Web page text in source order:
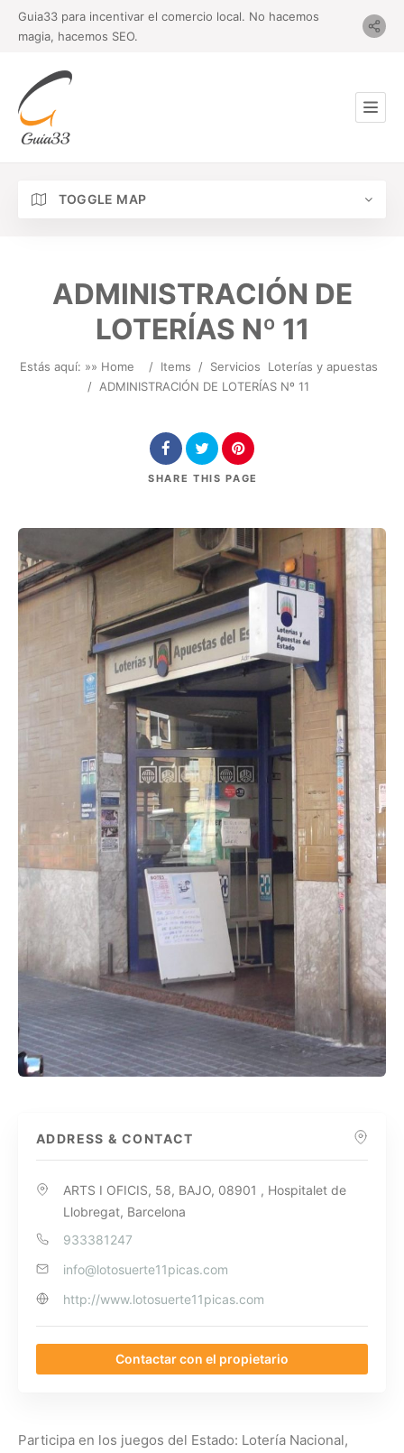
Guia33 para incentivar el comercio local. No hacemos
magia, hacemos SEO.
TOGGLE MAP
ADMINISTRACIÓN DE
LOTERÍAS Nº 11
Estás aquí: »» Home / Items / Servicios
Loterías y apuestas
/ ADMINISTRACIÓN DE LOTERÍAS Nº 11
SHARE THIS PAGE
ADDRESS & CONTACT
ARTS I OFICIS, 58, BAJO, 08901 , Hospitalet de
Llobregat, Barcelona
933381247
info@lotosuerte11picas.com
http://www.lotosuerte11picas.com
Contactar con el propietario
Participa en los juegos del Estado: Lotería Nacional,